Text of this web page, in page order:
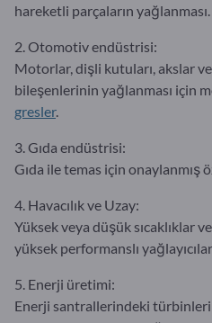
hareketli parçaların yağlanması.
2. Otomotiv endüstrisi:
Motorlar, dişli kutuları, akslar
bileşenlerinin yağlanması için
gresler.
3. Gıda endüstrisi:
Gıda ile temas için onaylanmış
4. Havacılık ve Uzay:
Yüksek veya düşük sıcaklıklar
yüksek performanslı yağlayıcılar.
5. Enerji üretimi:
Enerji santrallerindeki